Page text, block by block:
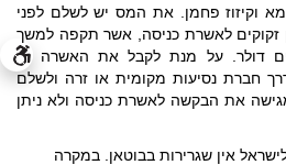
וקיזוז פחמן. את המס יש לשלם לפני
זקוקים לאשרת כניסה, אשר תקפה למשך
דולר. על מנת לקבל את האשרה יש
חברת נסיעות מקומית או זרה ולשלם
את הבקשה לאשרת כניסה ולא ניתן
אין שגרירות בבוטאן. במקרה